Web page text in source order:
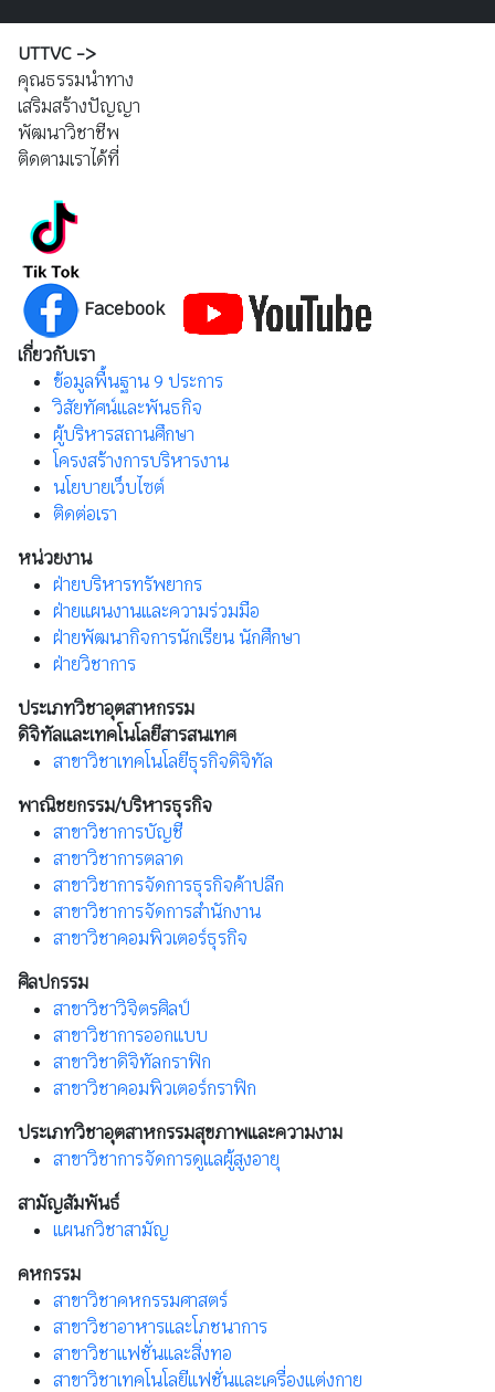
UTTVC ->
คุณธรรมนำทาง
เสริมสร้างปัญญา
พัฒนาวิชาชีพ
ติดตามเราได้ที่
Facebook
เกี่ยวกับเรา
ข้อมูลพื้นฐาน 9 ประการ
วิสัยทัศน์และพันธกิจ
ผู้บริหารสถานศึกษา
โครงสร้างการบริหารงาน
นโยบายเว็บไซต์
ติดต่อเรา
หน่วยงาน
ฝ่ายบริหารทรัพยากร
ฝ่ายแผนงานและความร่วมมือ
ฝ่ายพัฒนากิจการนักเรียน นักศึกษา
ฝ่ายวิชาการ
ประเภทวิชาอุตสาหกรรม
ดิจิทัลและเทคโนโลยีสารสนเทศ
สาขาวิชาเทคโนโลยีธุรกิจดิจิทัล
พาณิชยกรรม/บริหารธุรกิจ
สาขาวิชาการบัญชี
สาขาวิชาการตลาด
สาขาวิชาการจัดการธุรกิจค้าปลีก
สาขาวิชาการจัดการสำนักงาน
สาขาวิชาคอมพิวเตอร์ธุรกิจ
ศิลปกรรม
สาขาวิชาวิจิตรศิลป์
สาขาวิชาการออกแบบ
สาขาวิชาดิจิทัลกราฟิก
สาขาวิชาคอมพิวเตอร์กราฟิก
ประเภทวิชาอุตสาหกรรมสุขภาพและความงาม
สาขาวิชาการจัดการดูแลผู้สูงอายุ
สามัญสัมพันธ์
แผนกวิชาสามัญ
คหกรรม
สาขาวิชาคหกรรมศาสตร์
สาขาวิชาอาหารและโภชนาการ
สาขาวิชาแฟชั่นและสิ่งทอ
สาขาวิชาเทคโนโลยีแฟชั่นและเครื่องแต่งกาย